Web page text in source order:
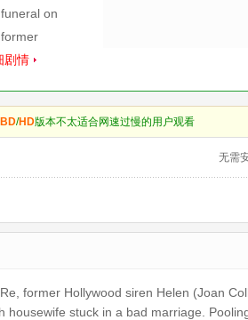
on
剧情
BD/HD版本不太适合网速过慢的用户观看
无需
former Hollywood siren Helen (Joan
stuck in a bad marriage.